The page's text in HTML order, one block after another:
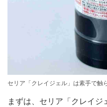
セリア「クレイジェル」は素手で触
まずは、セリア「クレイ